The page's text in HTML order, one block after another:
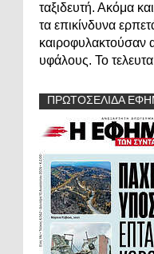
ταξιδευτή. Ακόμα
τα επικίνδυνα
καιροφυλακτούσαν
υφάλους. Το
ΠΡΩΤΟΣΕΛΙΔΑ